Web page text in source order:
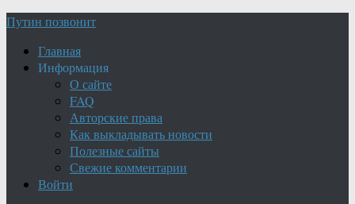
Путин позвонит
Главная
Информация
О сайте
FAQ
Авторские права
Как выкладывать новости
Полезные сайты
Свежие комментарии
Войти